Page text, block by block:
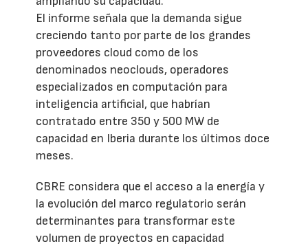
El informe señala que la demanda sigue
creciendo tanto por parte de los grandes
proveedores cloud como de los
denominados neoclouds, operadores
especializados en computación para
inteligencia artificial, que habrían
contratado entre 350 y 500 MW de
capacidad en Iberia durante los últimos doce
meses.
CBRE considera que el acceso a la energía y
la evolución del marco regulatorio serán
determinantes para transformar este
volumen de proyectos en capacidad